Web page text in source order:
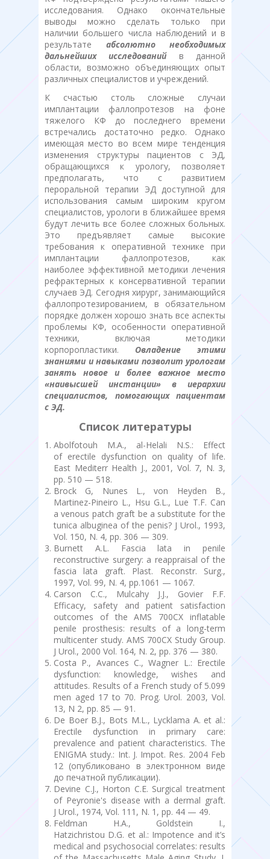
исследования. Однако окончательные
выводы можно сделать только при
наличии большего числа наблюдений и в
результате абсолютно необходимых
дальнейших исследованийв данной
области, возможно объединяющих опыт
различных специалистов и учреждений.
К счастью столь сложные случаи
имплантации фаллопротезов на фоне
тяжелого КФ до последнего времени
встречались достаточно редко. Однако
имеющая место во всем мире тенденция
изменения структуры пациентов с ЭД,
обращающихся к урологу, позволяет
предполагать, что с развитием
пероральной терапии ЭД доступной для
использования самым широким кругом
специалистов, урологи в ближайшее время
будут лечить все более сложных больных.
Это предъявляет самые высокие
требования к оперативной технике при
имплантации фаллопротезов, как
наиболее эффективной методики лечения
рефрактерных к консервативной терапии
случаев ЭД. Сегодня хирург, занимающийся
фаллопротезированием, в обязательном
порядке должен хорошо знать все аспекты
проблемы КФ, особенности оперативной
техники, включая методики
корпоропластики. Овладение этими
знаниями и навыками позволит урологам
занять новое и более важное место
«наивысшей инстанции» в иерархии
специалистов, помогающих пациентам
с ЭД.
Список литературы
Abolfotouh M.A., al-Helali N.S.: Effect
of erectile dysfunction on quality of life.
East Mediterr Health J., 2001, Vol. 7, N. 3,
pp. 510 — 518.
Brock G, Nunes L., von Heyden B.,
Martinez-Pineiro L., Hsu G.L., Lue T.F. Can
a venous patch graft be a substitute for the
tunica albuginea of the penis? J Urol., 1993,
Vol. 150, N. 4, pp. 306 — 309.
Burnett A.L. Fascia lata in penile
reconstructive surgery: a reappraisal of the
fascia lata graft. Plast. Reconstr. Surg.,
1997, Vol. 99, N. 4, pp.1061 — 1067.
Carson C.C., Mulcahy J.J., Govier F.F.
Efficacy, safety and patient satisfaction
outcomes of the AMS 700CX inflatable
penile prosthesis: results of a long-term
multicenter study. AMS 700CX Study Group.
J Urol., 2000 Vol. 164, N. 2, pp. 376 — 380.
Costa P., Avances C., Wagner L.: Erectile
dysfunction: knowledge, wishes and
attitudes. Results of a French study of 5.099
men aged 17 to 70. Prog. Urol. 2003, Vol.
13, N 2, pp. 85 — 91.
De Boer B.J., Bots M.L., Lycklama A. et al.:
Erectile dysfunction in primary care:
prevalence and patient characteristics. The
ENIGMA study.: Int. J. Impot. Res. 2004 Feb
12 (опубликовано в электронном виде
до печатной публикации).
Devine C.J., Horton C.E. Surgical treatment
of Peyronie's disease with a dermal graft.
J Urol., 1974, Vol. 111, N. 1, pp. 44 — 49.
Feldman H.A., Goldstein I.,
Hatzichristou D.G. et al.: Impotence and it’s
medical and psychosocial correlates: results